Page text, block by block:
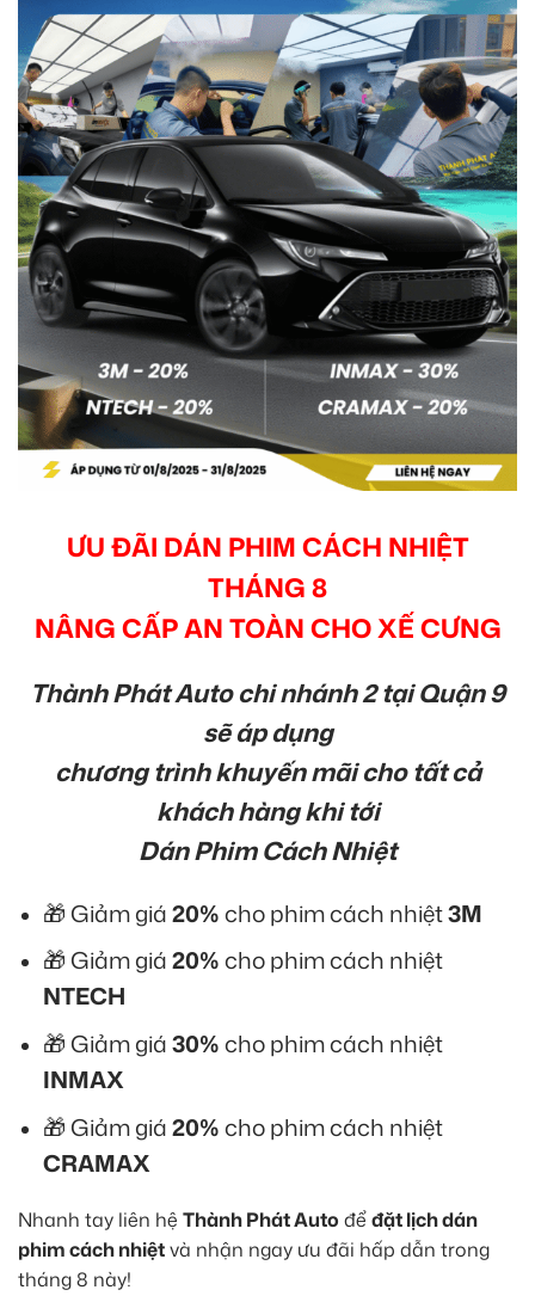
ƯU ĐÃI DÁN PHIM CÁCH NHIỆT
THÁNG 8
NÂNG CẤP AN TOÀN CHO XẾ CƯNG
Thành Phát Auto chi nhánh 2 tại Quận 9
sẽ áp dụng
chương trình khuyến mãi cho tất cả
khách hàng khi tới
Dán Phim Cách Nhiệt
🎁 Giảm giá20%cho phim cách nhiệt3M
🎁 Giảm giá20%cho phim cách nhiệt
NTECH
🎁 Giảm giá30%cho phim cách nhiệt
INMAX
🎁 Giảm giá20%cho phim cách nhiệt
CRAMAX
Nhanh tay liên hệ Thành Phát Auto đểđặt lịch dán
phim cách nhiệtvà nhận ngay ưu đãi hấp dẫn trong
tháng 8 này!